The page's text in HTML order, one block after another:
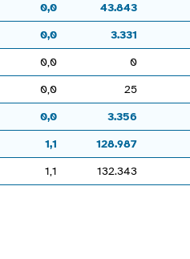
0,0 43.843
0,0 3.331
0,0 0
0,0 25
0,0 3.356
1,1 128.987
1,1 132.343